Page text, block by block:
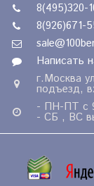
8(495)320-
8(926)671-
Написать
г.Москва
подъезд,
- ПН-ПТ с
- СБ , ВС